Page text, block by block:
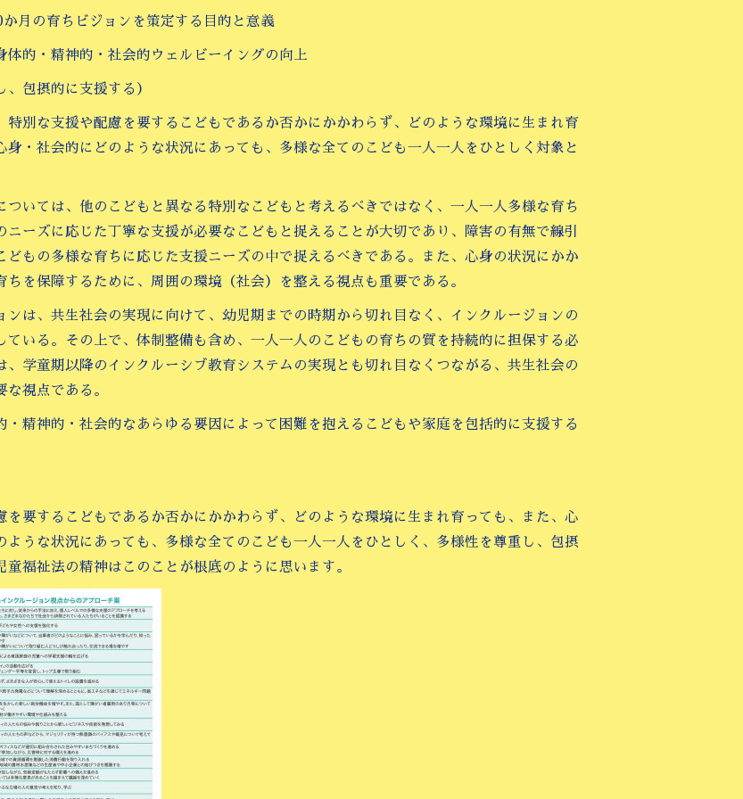
か月の育ちビジョンを策定する目的と意義
体的・精神的・社会的ウェルビーイングの向上
、包摂的に支援する）
別な支援や配慮を要するこどもであるか否かにかかわらず、どのような環境に生まれ育
身・社会的にどのような状況にあっても、多様な全てのこども一人一人をひとしく対象と
いては、他のこどもと異なる特別なこどもと考えるべきではなく、一人一人多様な育ち
ニーズに応じた丁寧な支援が必要なこどもと捉えることが大切であり、障害の有無で線引
どもの多様な育ちに応じた支援ニーズの中で捉えるべきである。また、心身の状況にかか
ちを保障するために、周囲の環境（社会）を整える視点も重要である。
は、共生社会の実現に向けて、幼児期までの時期から切れ目なく、インクルージョンの
ている。その上で、体制整備も含め、一人一人のこどもの育ちの質を持続的に担保する必
、学童期以降のインクルーシブ教育システムの実現とも切れ目なくつながる、共生社会の
視点である。
精神的・社会的なあらゆる要因によって困難を抱えるこどもや家庭を包括的に支援する
を要するこどもであるか否かにかかわらず、どのような環境に生まれ育っても、また、心
ような状況にあっても、多様な全てのこども一人一人をひとしく、多様性を尊重し、包摂
童福祉法の精神はこのことが根底のように思います。